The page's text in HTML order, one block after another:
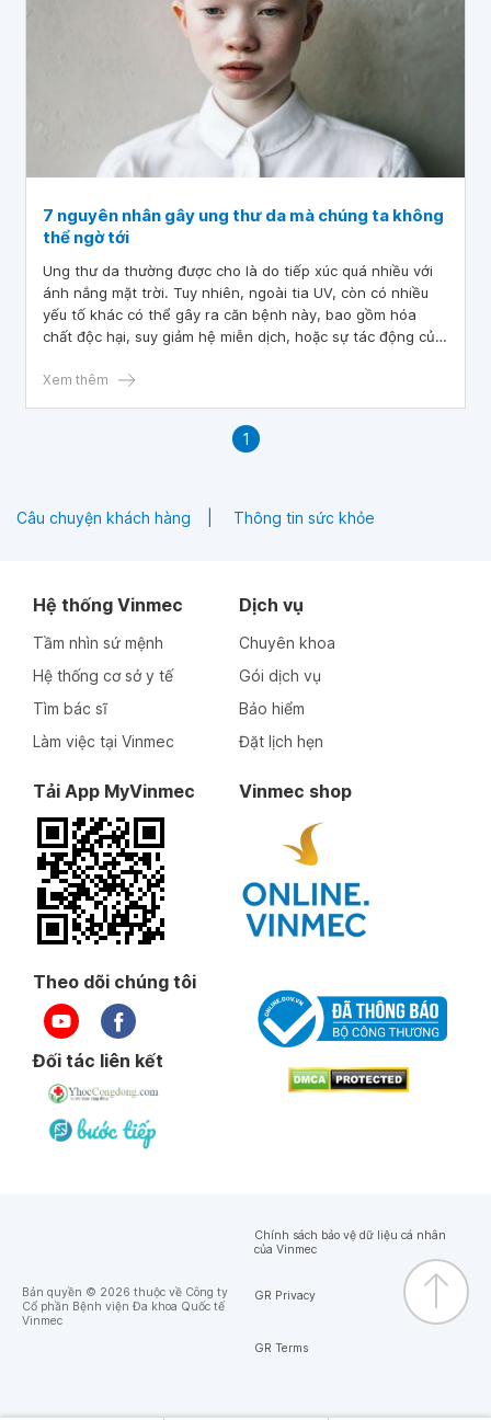
7 nguyên nhân gây ung thư da mà chúng ta không
thể ngờ tới
Ung thư da thường được cho là do tiếp xúc quá nhiều với
ánh nắng mặt trời. Tuy nhiên, ngoài tia UV, còn có nhiều
yếu tố khác có thể gây ra căn bệnh này, bao gồm hóa
chất độc hại, suy giảm hệ miễn dịch, hoặc sự tác động của
nguyên nhân tiềm ẩn gây ung thư da cần biết để phòng
Xem thêm
1
Câu chuyện khách hàng Thông tin sức khỏe
Hệ thống Vinmec
Tầm nhìn sứ mệnh
Hệ thống cơ sở y tế
Tìm bác sĩ
Làm việc tại Vinmec
Dịch vụ
Chuyên khoa
Gói dịch vụ
Bảo hiểm
Đặt lịch hẹn
Tải App MyVinmec Vinmec shop
Theo dõi chúng tôi
Đối tác liên kết
Bản quyền © 2026 thuộc về Công ty
Cổ phần Bệnh viện Đa khoa Quốc tế
Vinmec
Chính sách bảo vệ dữ liệu cá nhân
của Vinmec
GR Privacy
GR Terms